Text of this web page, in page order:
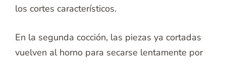
los cortes característicos.
En la segunda cocción, las piezas ya cortadas
vuelven al horno para secarse lentamente por